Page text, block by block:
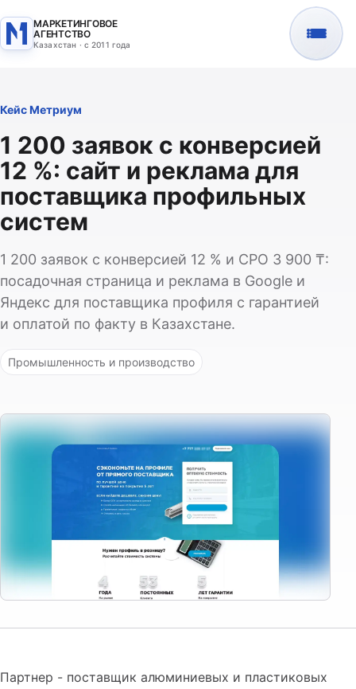
МАРКЕТИНГОВОЕ
АГЕНТСТВО
Казахстан · с 2011 года
Кейс Метриум
1 200 заявок с конверсией
12 %: сайт и реклама для
поставщика профильных
систем
1 200 заявок с конверсией 12 % и CPO 3 900 ₸:
посадочная страница и реклама в Google и
Яндекс для поставщика профиля с гарантией
и оплатой по факту в Казахстане.
Промышленность и производство
Партнер - поставщик алюминиевых и пластиковых